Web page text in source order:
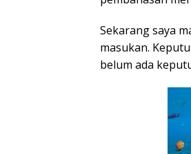
Sekarang saya
masukan.
belum ada